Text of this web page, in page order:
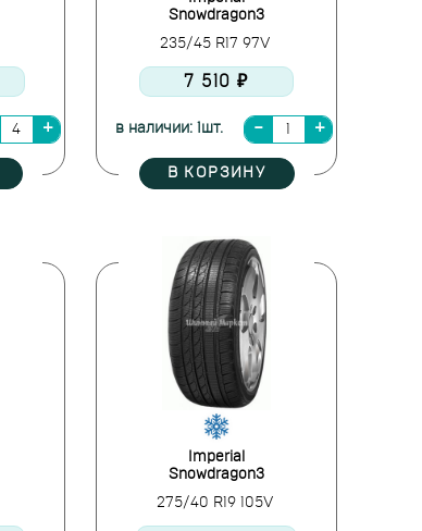
Snowdragon3
235/45 R17 97V
7 510 ₽
в наличии: 1шт.
В КОРЗИНУ
Imperial
Snowdragon3
275/40 R19 105V